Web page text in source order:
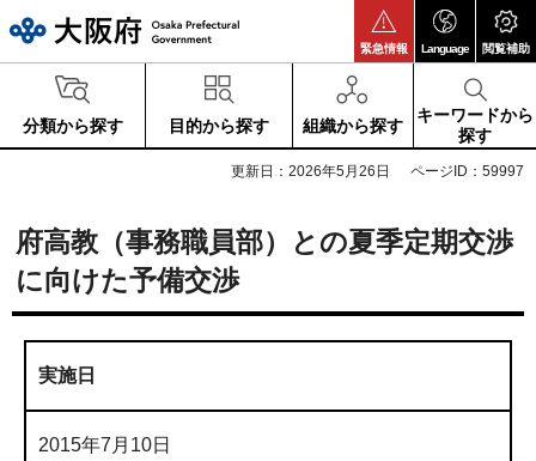
緊急情報 Language 閲覧補助
分類から探す 目的から探す 組織から探す
キーワードから
探す
更新日：2026年5月26日 ページID：59997
府高教（事務職員部）との夏季定期交渉
に向けた予備交渉
実施日
2015年7月10日